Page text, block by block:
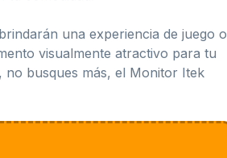
una experiencia de juego o
visualmente atractivo para tu
no busques más, el Monitor Itek